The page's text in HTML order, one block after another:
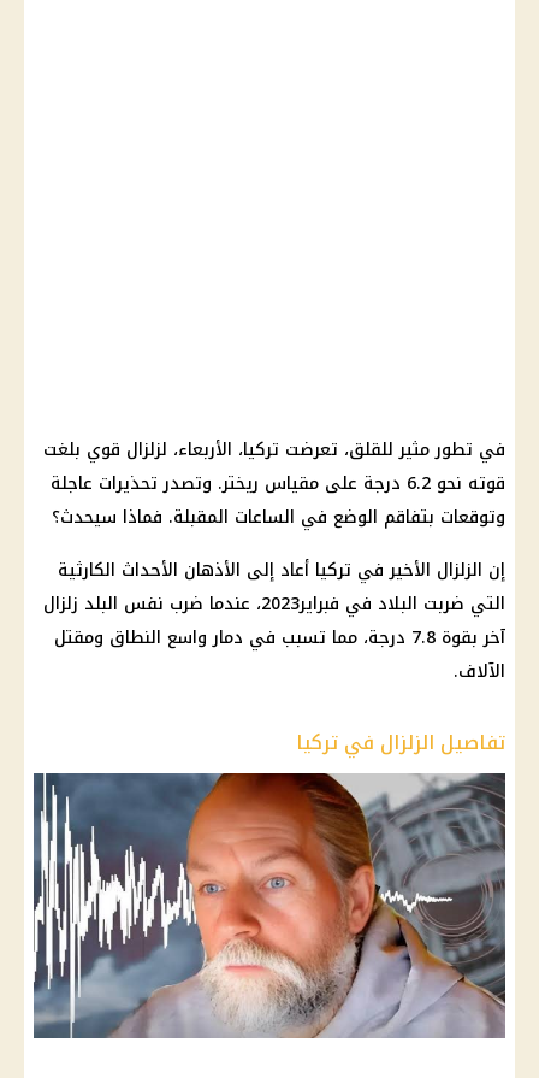
في تطور مثير للقلق، تعرضت تركيا، الأربعاء، لزلزال قوي بلغت
قوته نحو 6.2 درجة على مقياس ريختر. وتصدر تحذيرات عاجلة
وتوقعات بتفاقم الوضع في الساعات المقبلة. فماذا سيحدث؟
إن الزلزال الأخير في تركيا أعاد إلى الأذهان الأحداث الكارثية
التي ضربت البلاد في فبراير2023، عندما ضرب نفس البلد زلزال
آخر بقوة 7.8 درجة، مما تسبب في دمار واسع النطاق ومقتل
الآلاف.
تفاصيل الزلزال في تركيا